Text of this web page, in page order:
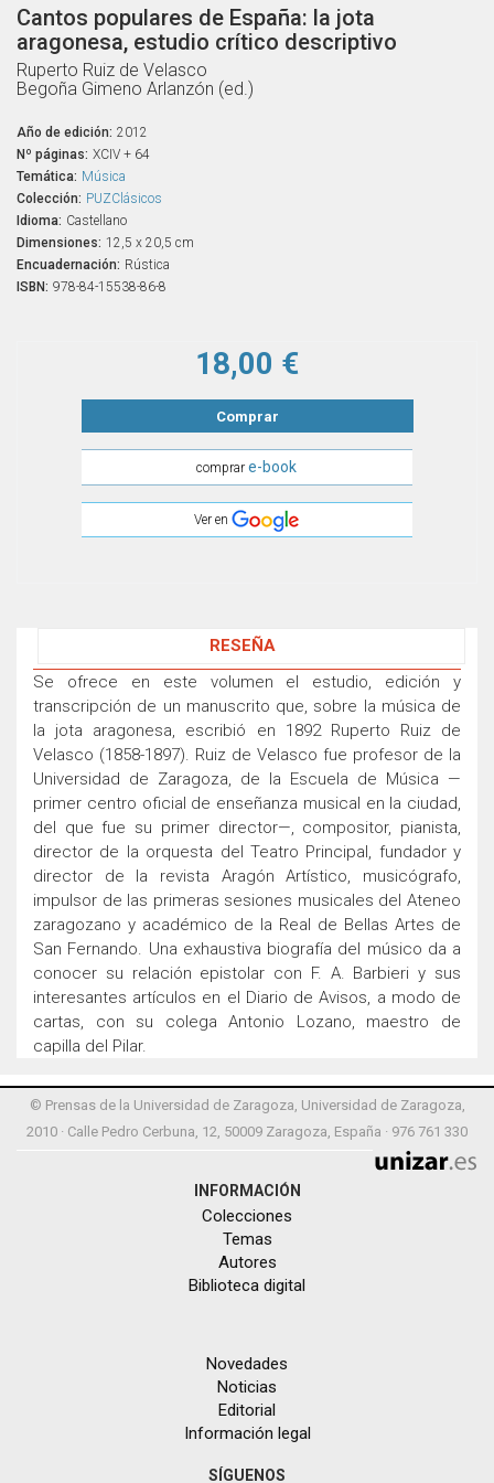
Cantos populares de España: la jota
aragonesa, estudio crítico descriptivo
Ruperto Ruiz de Velasco
Begoña Gimeno Arlanzón (ed.)
Año de edición: 2012
Nº páginas: XCIV + 64
Temática: Música
Colección: PUZClásicos
Idioma: Castellano
Dimensiones: 12,5 x 20,5 cm
Encuadernación: Rústica
ISBN: 978-84-15538-86-8
18,00 €
Comprar
comprare-book
Ver en
RESEÑA
Se ofrece en este volumen el estudio, edición y
transcripción de un manuscrito que, sobre la música de
la jota aragonesa, escribió en 1892 Ruperto Ruiz de
Velasco (1858-1897). Ruiz de Velasco fue profesor de la
Universidad de Zaragoza, de la Escuela de Música —
primer centro oficial de enseñanza musical en la ciudad,
del que fue su primer director—, compositor, pianista,
director de la orquesta del Teatro Principal, fundador y
director de la revista Aragón Artístico, musicógrafo,
impulsor de las primeras sesiones musicales del Ateneo
zaragozano y académico de la Real de Bellas Artes de
San Fernando. Una exhaustiva biografía del músico da a
conocer su relación epistolar con F. A. Barbieri y sus
interesantes artículos en el Diario de Avisos, a modo de
cartas, con su colega Antonio Lozano, maestro de
capilla del Pilar.
© Prensas de la Universidad de Zaragoza, Universidad de Zaragoza,
2010 · Calle Pedro Cerbuna, 12, 50009 Zaragoza, España · 976 761 330
INFORMACIÓN
Colecciones
Temas
Autores
Biblioteca digital
Novedades
Noticias
Editorial
Información legal
SÍGUENOS